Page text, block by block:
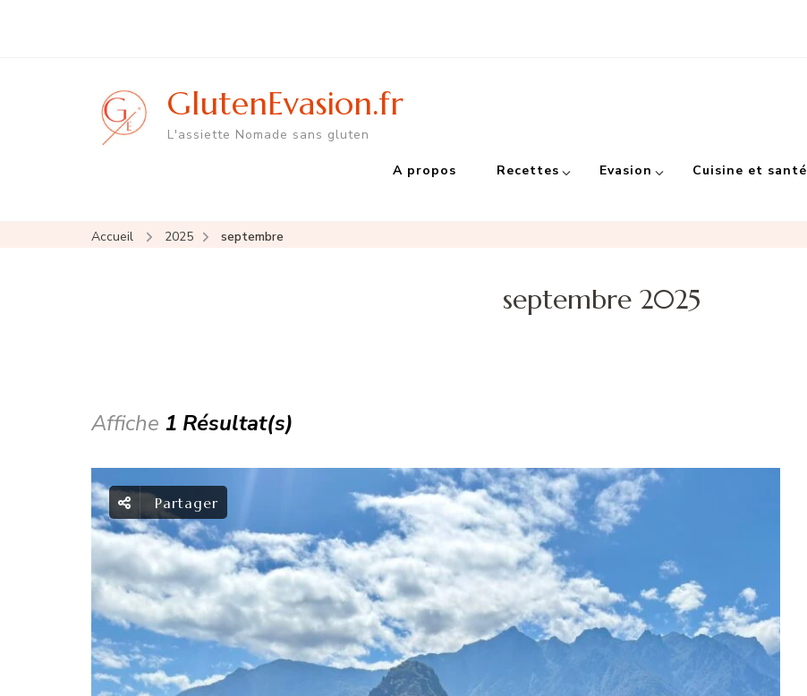
GlutenEvasion.fr
L'assiette Nomade sans gluten
A propos Recettes Evasion Cuisine et santé
Accueil 2025 septembre
septembre 2025
Affiche 1 Résultat(s)
Partager